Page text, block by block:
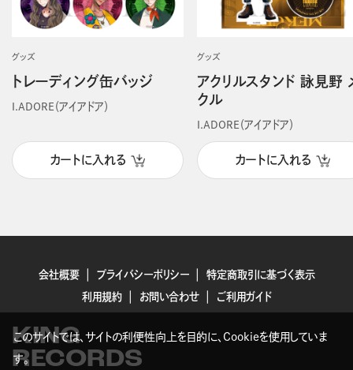
グッズ
トレーディング缶バッジ
I.ADORE（アイアドア）
カートに入れる
グッズ
アクリルスタンド 詠見野
クル
I.ADORE（アイアドア）
カートに入れる
会社概要 プライバシーポリシー
特定商取引に基づく表示
利用規約
お問い合わせ ご利用ガイド
KING
RECORDS
このサイトでは、サイトの利便性向上を目的に、Cookieを使用していま
す。